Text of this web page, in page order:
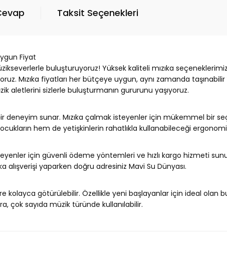
Taksit Seçenekleri
Fiyat
buluşturuyoruz! Yüksek kaliteli mızıka
Mızıka fiyatları her bütçeye uygun, aynı zamanda taşınabilir
aletlerini sizlerle buluşturmanın gururunu yaşıyoruz.
deneyim sunar. Mızıka çalmak isteyenler için mükemmel bir
hem de yetişkinlerin rahatlıkla kullanabileceği
için güvenli ödeme yöntemleri ve hızlı kargo hizmeti
yaparken doğru adresiniz Mavi Su Dünyası.
kolayca götürülebilir. Özellikle yeni başlayanlar için ideal olan
çok sayıda müzik türünde kullanılabilir.